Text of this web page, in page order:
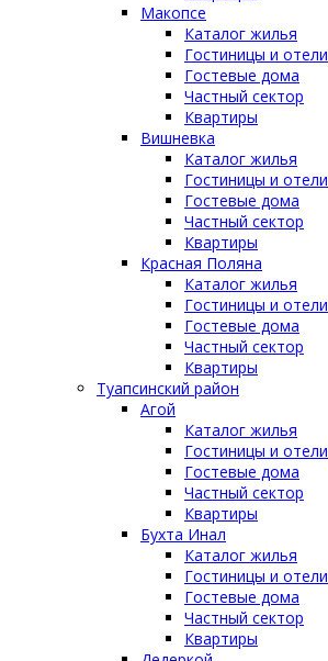
Макопсе
Каталог жилья
Гостиницы и отели
Гостевые дома
Частный сектор
Квартиры
Вишневка
Каталог жилья
Гостиницы и отели
Гостевые дома
Частный сектор
Квартиры
Красная Поляна
Каталог жилья
Гостиницы и отели
Гостевые дома
Частный сектор
Квартиры
Туапсинский район
Агой
Каталог жилья
Гостиницы и отели
Гостевые дома
Частный сектор
Квартиры
Бухта Инал
Каталог жилья
Гостиницы и отели
Гостевые дома
Частный сектор
Квартиры